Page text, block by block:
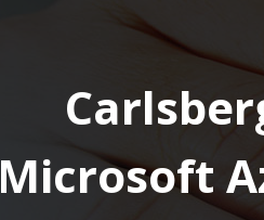
Microsoft